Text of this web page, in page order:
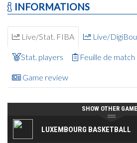
INFORMATIONS
Live/Stat. FIBA Live/DigiBou
Stat. players Feuille de match
Game review